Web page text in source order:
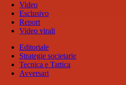
Video
Esclusivo
Report
Video virali
Editoriale
Strategie societarie
Tecnica e Tattica
Avversari